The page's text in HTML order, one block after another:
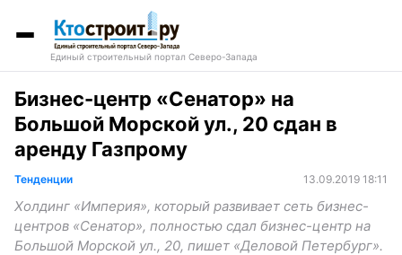
Единый строительный портал Северо-Запада
Бизнес-центр «Сенатор» на
Большой Морской ул., 20 сдан в
аренду Газпрому
Тенденции 13.09.2019 18:11
Холдинг «Империя», который развивает сеть бизнес-
центров «Сенатор», полностью сдал бизнес-центр на
Большой Морской ул., 20, пишет «Деловой Петербург».